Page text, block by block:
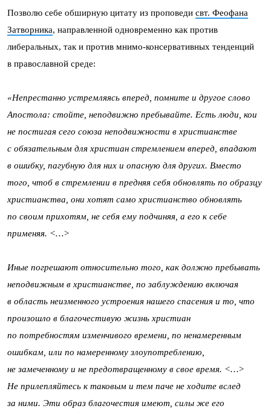
Позволю себе обширную цитату из проповеди свт. Феофана
Затворника, направленной одновременно как против
либеральных, так и против мнимо-консервативных тенденций
в православной среде:
«Непрестанно устремляясь вперед, помните и другое слово
Апостола: стойте, неподвижно пребывайте. Есть люди, кои
не постигая сего союза неподвижности в христианстве
с обязательным для христиан стремлением вперед, впадают
в ошибку, пагубную для них и опасную для других. Вместо
того, чтоб в стремлении в предняя себя обновлять по образцу
христианства, они хотят само христианство обновлять
по своим прихотям, не себя ему подчиняя, а его к себе
применяя. <…>
Иные погрешают относительно того, как должно пребывать
неподвижным в христианстве, по заблуждению включая
в область неизменного устроения нашего спасения и то, что
произошло в благочестивую жизнь христиан
по потребностям изменчивого времени, по ненамеренным
ошибкам, или по намеренному злоупотреблению,
не замеченному и не предотвращенному в свое время. <…>
Не прилепляйтесь к таковым и тем паче не ходите вслед
за ними. Эти образ благочестия имеют, силы же его